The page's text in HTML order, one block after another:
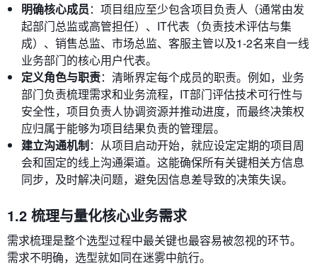
明确核心成员：项目组应至少包含项目负责人（通常由发
起部门总监或高管担任）、IT代表（负责技术评估与集
成）、销售总监、市场总监、客服主管以及1-2名来自一线
业务部门的核心用户代表。
定义角色与职责：清晰界定每个成员的职责。例如，业务
部门负责梳理需求和业务流程，IT部门评估技术可行性与
安全性，项目负责人协调资源并推动进度，而最终决策权
应归属于能够为项目结果负责的管理层。
建立沟通机制：从项目启动开始，就应设定定期的项目周
会和固定的线上沟通渠道。这能确保所有关键相关方信息
同步，及时解决问题，避免因信息差导致的决策失误。
1.2 梳理与量化核心业务需求
需求梳理是整个选型过程中最关键也最容易被忽视的环节。
需求不明确，选型就如同在迷雾中航行。